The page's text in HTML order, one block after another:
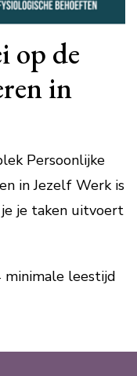
op de
in
Persoonlijke
in Jezelf Werk is
je taken uitvoert
minimale leestijd